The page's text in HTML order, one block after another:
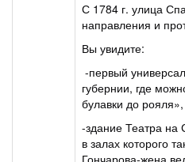
С 1784 г. улица
направления и
Вы увидите:
-первый
губернии, где
булавки до
-здание Театра на
в залах которого